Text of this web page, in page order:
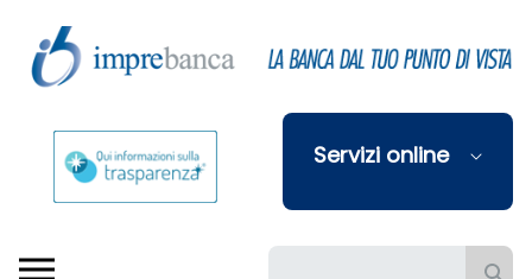
Skip to Main Content
Servizi online
Barra di ricerca